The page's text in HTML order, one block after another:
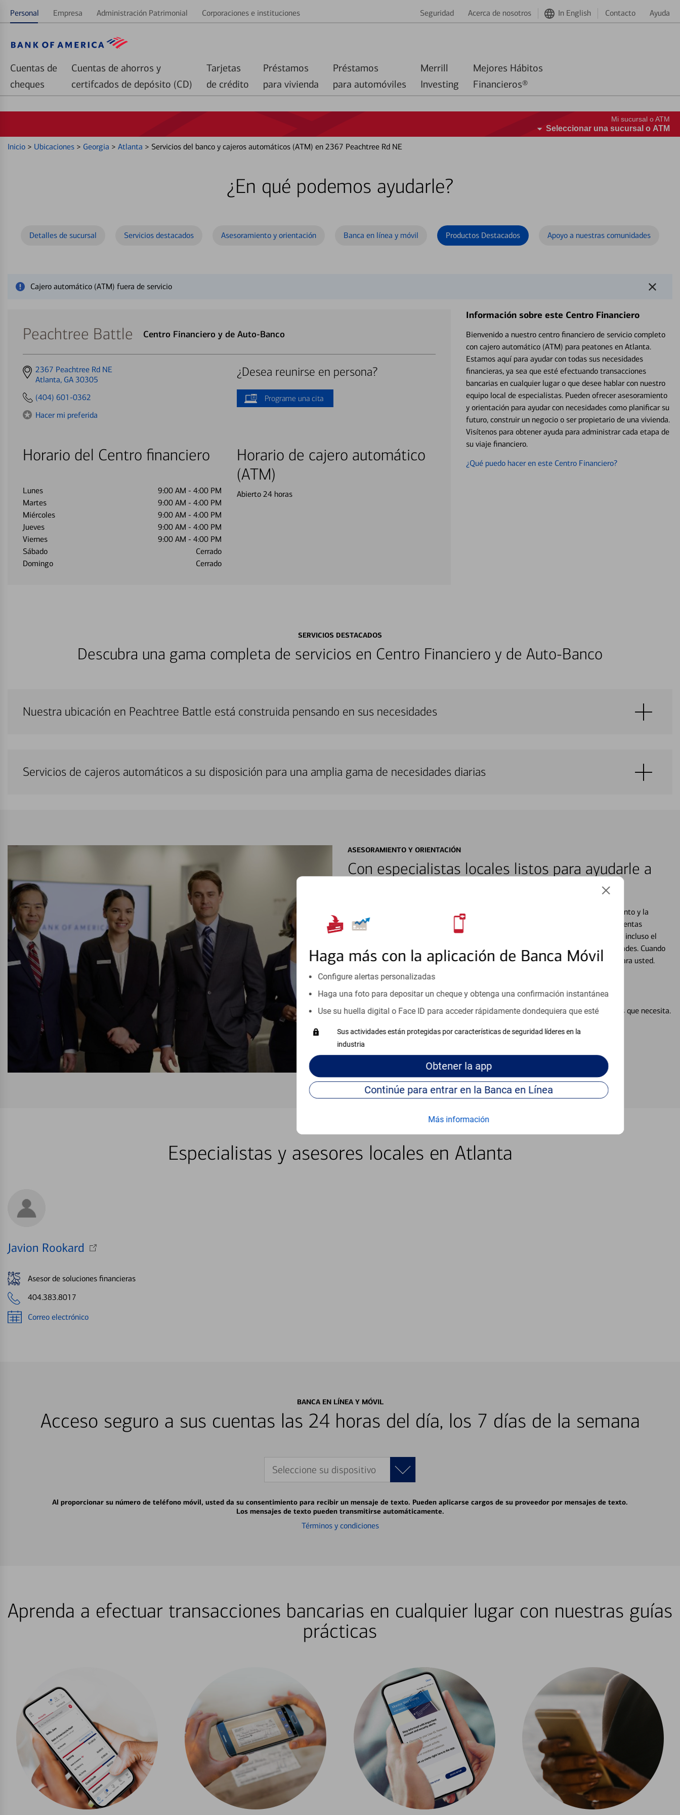
Personal Empresa Administración Patrimonial Corporaciones e instituciones Seguridad Acerca de nosotros In English Contacto Ayuda
Cuentas de
cheques
Cuentas de ahorros y
certifcados de depósito (CD)
Tarjetas
de crédito
Préstamos
para vivienda
Préstamos
para automóviles
Merrill
Investing
Mejores Hábitos
Financieros®
Haga más con la aplicación de Banca Móvil
Configure alertas personalizadas
Haga una foto para depositar un cheque y obtenga una confirmación instantánea
Use su huella digital o Face ID para acceder rápidamente dondequiera que esté
Sus actividades están protegidas por características de seguridad líderes en la
industria
Obtenerla app
Continúe para entrar en la Banca en Línea
Más información
Mi sucursal o ATM
Seleccionar una sucursal o ATM
Inicio > Ubicaciones > Georgia > Atlanta > Servicios del banco y cajeros automáticos (ATM) en 2367 Peachtree Rd NE
¿En qué podemos ayudarle?
Detalles de sucursal Servicios destacados Asesoramiento y orientación Banca en línea y móvil Productos Destacados Apoyo a nuestras comunidades
Cajero automático (ATM) fuera de servicio
Peachtree Battle Centro Financiero y de Auto-Banco
Get
directions
2367 Peachtree Rd NE
Atlanta, GA 30305
(404) 601-0362
Hacer mi preferida
Horario del Centro financiero
Lunes 9:00 AM - 4:00 PM
Martes
9:00 AM - 4:00 PM
Miércoles
9:00 AM - 4:00 PM
Jueves
9:00 AM - 4:00 PM
Viernes
9:00 AM - 4:00 PM
Sábado
Cerrado
Domingo
Cerrado
¿Desea reunirse en persona?
Programe una cita
Horario de cajero automático
(ATM)
Abierto 24 horas
Información sobre este Centro Financiero
Bienvenido a nuestro centro financiero de servicio completo
con cajero automático (ATM) para peatones en Atlanta.
Estamos aquí para ayudar con todas sus necesidades
financieras, ya sea que esté efectuando transacciones
bancarias en cualquier lugar o que desee hablar con nuestro
equipo local de especialistas. Pueden ofrecer asesoramiento
y orientación para ayudar con necesidades como planificar su
futuro, construir un negocio o ser propietario de una vivienda.
Visítenos para obtener ayuda para administrar cada etapa de
su viaje financiero.
¿Qué puedo hacer en este Centro Financiero?
SERVICIOS DESTACADOS
Descubra una gama completa de servicios en Centro Financiero y de Auto-Banco
Nuestra ubicación en Peachtree Battle está construida pensando en sus necesidades
Servicios de cajeros automáticos a su disposición para una amplia gama de necesidades diarias
ASESORAMIENTO Y ORIENTACIÓN
Con especialistas locales listos para ayudarle a
Reúnase con especialistas dedicados que se centran en proporcionar el asesoramiento y la
orientación que necesita, en cualquier situación en su vida financiera. Desde sus cuentas
personales, hasta el ahorro para grandes compras, la planificación para su futuro, e incluso el
inicio o crecimiento de su negocio, su futuro se mueve de acuerdo con sus necesidades. Cuando
esté listo, un especialista trabajará con usted en un momento que sea adecuado para usted.
Vea si nuestro centro de ayuda en línea puede ayudar a proporcionar las respuestas que necesita.
Especialistas y asesores locales en Atlanta
Javion Rookard
Asesor de soluciones financieras
404.383.8017
Correo electrónico
BANCA EN LÍNEA Y MÓVIL
Acceso seguro a sus cuentas las 24 horas del día, los 7 días de la semana
Seleccione su dispositivo
Al proporcionar su número de teléfono móvil, usted da su consentimiento para recibir un mensaje de texto. Pueden aplicarse cargos de su proveedor por mensajes de texto.
Los mensajes de texto pueden transmitirse automáticamente.
Términos y condiciones
Aprenda a efectuar transacciones bancarias en cualquier lugar con nuestras guías
prácticas